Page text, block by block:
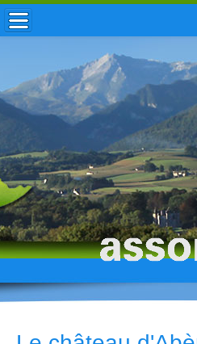
ACCUEIL / INFOS
MUNICIPALITÉ
VIE LOCALE
ENFANCE
TOURISME
HISTOIRE